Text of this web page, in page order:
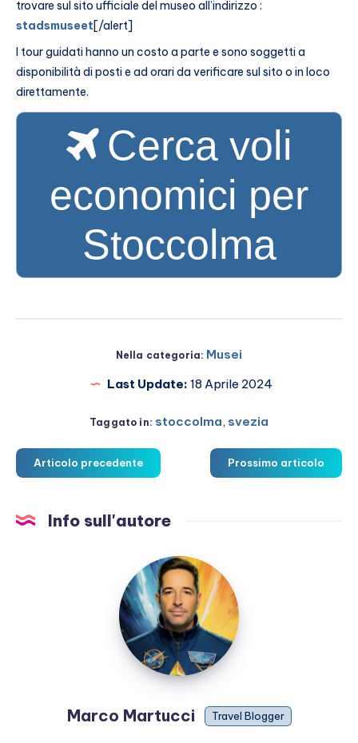
trovare sul sito ufficiale del museo all’indirizzo :
stadsmuseet[/alert]
I tour guidati hanno un costo a parte e sono soggetti a
disponibilità di posti e ad orari da verificare sul sito o in loco
direttamente.
Cerca voli
economici per
Stoccolma
Nella categoria: Musei
Last Update: 18 Aprile 2024
Taggato in: stoccolma, svezia
Articolo precedente Prossimo articolo
Info sull'autore
Marco
Martucci
Marco Martucci Travel Blogger